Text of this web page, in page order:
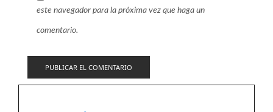
este navegador para la próxima vez que haga un
comentario.